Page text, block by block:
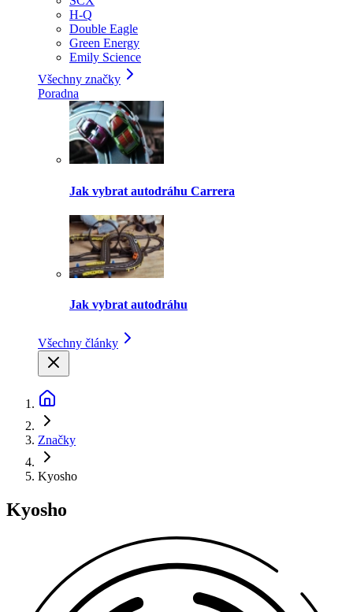
H-Q
Double Eagle
Green Energy
Emily Science
Všechny značky
Poradna
Jak vybrat autodráhu Carrera
Jak vybrat autodráhu
Všechny články
Značky
Kyosho
Kyosho